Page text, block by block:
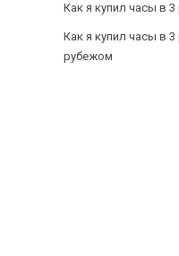
Как я купил часы в
Как я купил часы в
рубежом